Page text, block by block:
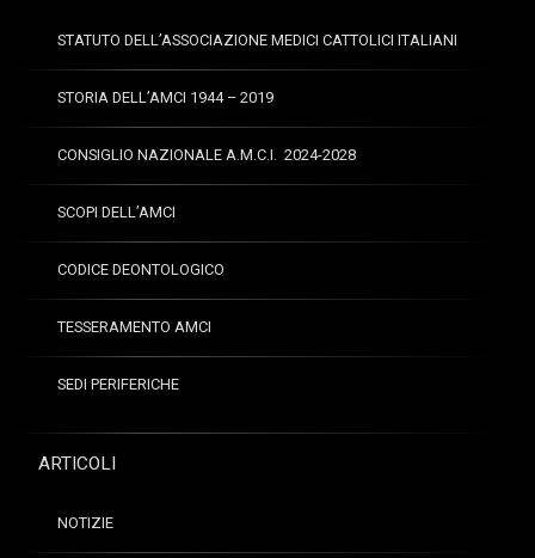
STATUTO DELL’ASSOCIAZIONE MEDICI CATTOLICI ITALIANI
STORIA DELL’AMCI 1944 – 2019
CONSIGLIO NAZIONALE A.M.C.I. 2024-2028
SCOPI DELL’AMCI
CODICE DEONTOLOGICO
TESSERAMENTO AMCI
SEDI PERIFERICHE
ARTICOLI
NOTIZIE